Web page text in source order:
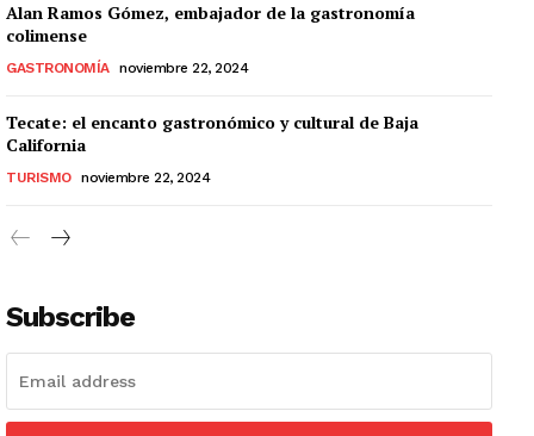
Alan Ramos Gómez, embajador de la gastronomía
colimense
GASTRONOMÍA noviembre 22, 2024
Tecate: el encanto gastronómico y cultural de Baja
California
TURISMO noviembre 22, 2024
Subscribe